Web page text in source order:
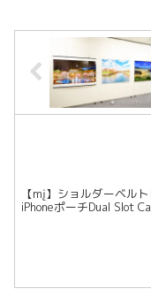
【mį】ショルダーベル
iPhoneポーチDual Slot